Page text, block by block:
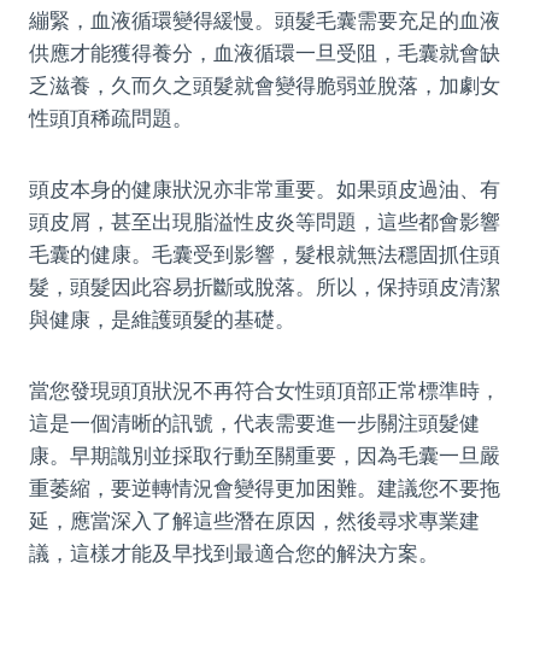
繃緊，血液循環變得緩慢。頭髮毛囊需要充足的血液
供應才能獲得養分，血液循環一旦受阻，毛囊就會缺
乏滋養，久而久之頭髮就會變得脆弱並脫落，加劇女
性頭頂稀疏問題。
頭皮本身的健康狀況亦非常重要。如果頭皮過油、有
頭皮屑，甚至出現脂溢性皮炎等問題，這些都會影響
毛囊的健康。毛囊受到影響，髮根就無法穩固抓住頭
髮，頭髮因此容易折斷或脫落。所以，保持頭皮清潔
與健康，是維護頭髮的基礎。
當您發現頭頂狀況不再符合女性頭頂部正常標準時，
這是一個清晰的訊號，代表需要進一步關注頭髮健
康。早期識別並採取行動至關重要，因為毛囊一旦嚴
重萎縮，要逆轉情況會變得更加困難。建議您不要拖
延，應當深入了解這些潛在原因，然後尋求專業建
議，這樣才能及早找到最適合您的解決方案。